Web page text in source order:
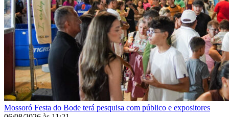
Mossoró Festa do Bode terá pesquisa com público e expositores